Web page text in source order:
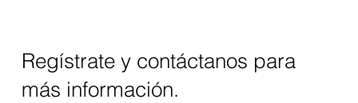
Regístrate y contáctanos para
más información.